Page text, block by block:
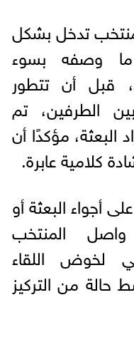
تدخل بشكل
ما وصفه بسوء
قبل أن تتطور
الطرفين، تم
البعثة، مؤكدًا أن
كلامية عابرة.
أجواء البعثة أو
واصل المنتخب
لخوض اللقاء
حالة من التركيز